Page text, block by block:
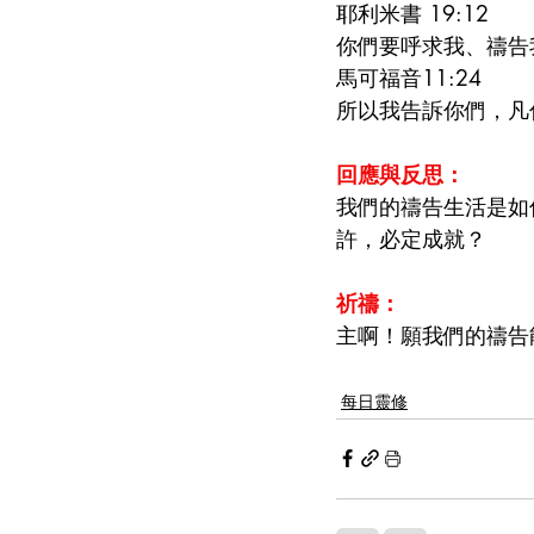
耶利米書 19:12
你們要呼求我、禱告
馬可福音11:24
所以我告訴你們，
回應與反思：
我們的禱告生活是
許，必定成就？
祈禱：
主啊！願我們的禱
每日靈修